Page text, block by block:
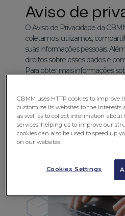
Aviso de
O Aviso de Privacidade da
coletamos, utilizamos,
suas informações pessoais.
direitos sobre esses dados e
Para obter mais informações
Acessar aviso externo de
CBMM uses HTTP cookies to improve
customize its websites to the interests
as well as to collect information about
services, helping us to improve our
cookies can also be used to speed up
on our websites.
Cookies Settings